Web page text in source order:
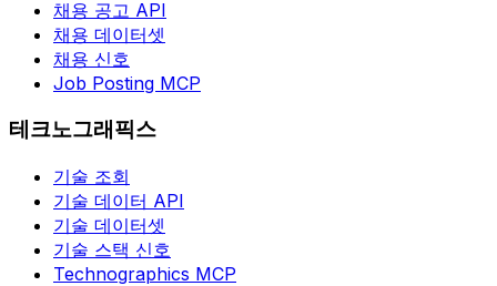
채용 공고 API
채용 데이터셋
채용 신호
Job Posting MCP
테크노그래픽스
기술 조회
기술 데이터 API
기술 데이터셋
기술 스택 신호
Technographics MCP